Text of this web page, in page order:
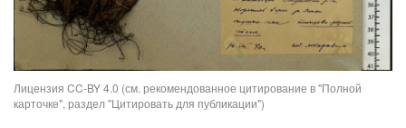
Лицензия CC-BY 4.0 (см. рекомендованное цитирование в "Полной
карточке", раздел "Цитировать для публикации")